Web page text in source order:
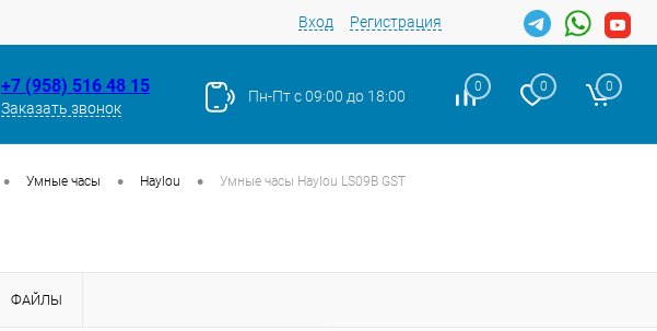
Вход Регистрация
+7 (958) 516 48 15
Заказать звонок
Пн-Пт с 09:00 до 18:00
0 0 0
• Умные часы • Haylou • Умные часы Haylou LS09B GST
ФАЙЛЫ